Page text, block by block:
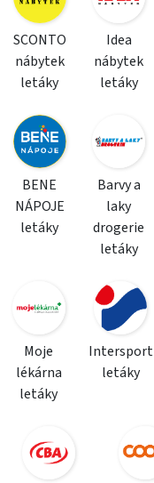
SCONTO
nábytek
letáky
Idea
nábytek
letáky
BENE
NÁPOJE
letáky
Barvy a
laky
drogerie
letáky
Moje
lékárna
letáky
Intersport
letáky